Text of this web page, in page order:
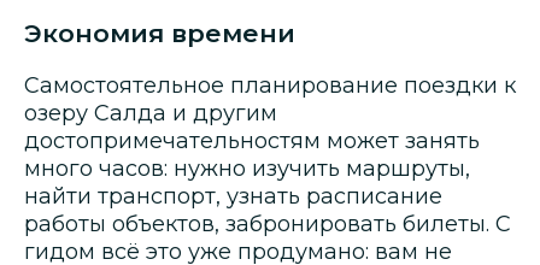
Экономия времени
Самостоятельное планирование поездки к
озеру Салда и другим
достопримечательностям может занять
много часов: нужно изучить маршруты,
найти транспорт, узнать расписание
работы объектов, забронировать билеты. С
гидом всё это уже продумано: вам не